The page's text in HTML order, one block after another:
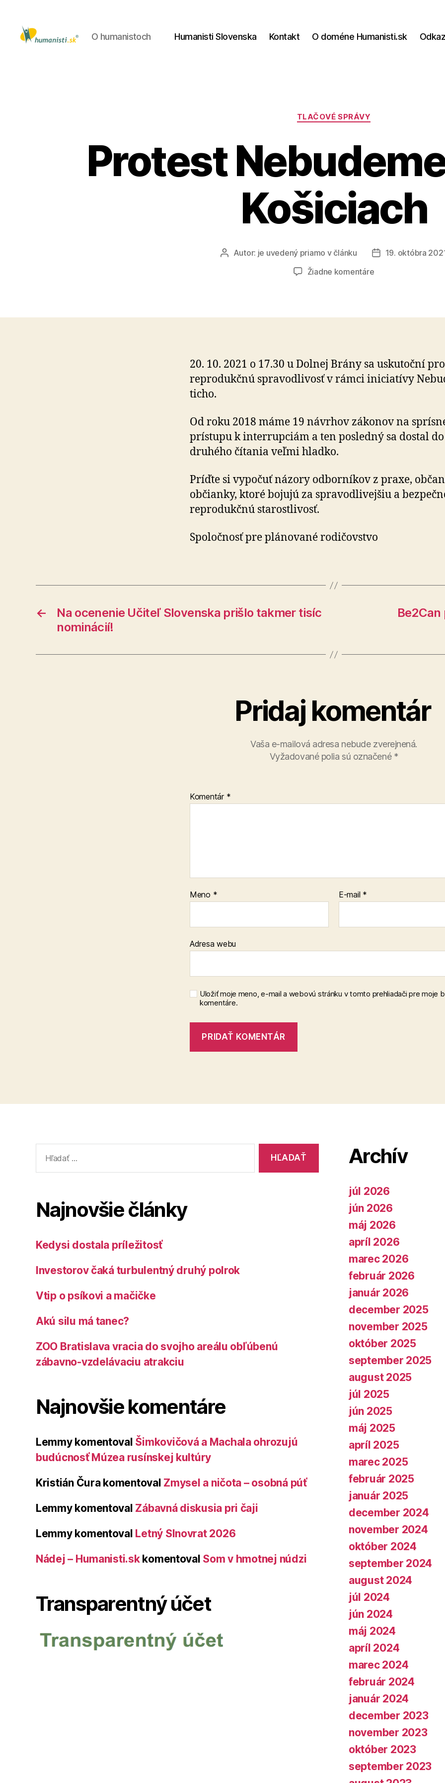
O humanistoch Humanisti Slovenska Kontakt O doméne Humanisti.sk
Kategórie
TLAČOVÉ SPRÁVY
Protest
Košiciach
AutorAutor: je uvedený priamo v článku
Dátum
19. októbra
Žiadne komentárena
v
20. 10. 2021 o 17.30 u Dolnej Brány sa uskutoční
reprodukčnú spravodlivosť v rámci iniciatívy
ticho.
Od roku 2018 máme 19 návrhov zákonov na
prístupu k interrupciám a ten posledný sa dostal do
druhého čítania veľmi hladko.
Príďte si vypočuť názory odborníkov z praxe,
občianky, ktoré bojujú za spravodlivejšiu a
reprodukčnú starostlivosť.
Spoločnosť pre plánované rodičovstvo
←
Na ocenenie Učiteľ Slovenska prišlo takmer tisíc
nominácií!
Pridaj komentár
Vaša e-mailová adresa nebude zverejnená.
Vyžadované polia sú označené *
Komentár *
Meno * E-mail *
Adresa webu
Uložiť moje meno, e-mail a webovú stránku v tomto prehliadači pre moje
komentáre.
Najnovšie články
Kedysi dostala príležitosť
Investorov čaká turbulentný druhý polrok
Vtip o psíkovi a mačičke
Akú silu má tanec?
ZOO Bratislava vracia do svojho areálu obľúbenú
zábavno-vzdelávaciu atrakciu
Najnovšie komentáre
Lemmykomentoval Šimkovičová a Machala ohrozujú
budúcnosť Múzea rusínskej kultúry
Kristián Čurakomentoval Zmysel a ničota – osobná púť
Lemmykomentoval Zábavná diskusia pri čaji
Lemmykomentoval Letný Slnovrat 2026
Nádej – Humanisti.skkomentoval Som v hmotnej núdzi
Transparentný účet
Archív
júl 2026
jún 2026
máj 2026
apríl 2026
marec 2026
február 2026
január 2026
december 2025
november 2025
október 2025
september 2025
august 2025
júl 2025
jún 2025
máj 2025
apríl 2025
marec 2025
február 2025
január 2025
december 2024
november 2024
október 2024
september 2024
august 2024
júl 2024
jún 2024
máj 2024
apríl 2024
marec 2024
február 2024
január 2024
december 2023
november 2023
október 2023
september 2023